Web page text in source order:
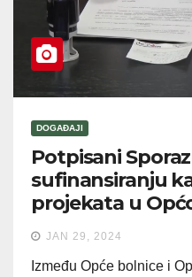
DOGAĐAJI
Potpisani
sufinansiranju
projekata u
JAN 29, 2024
Između Opće bolnice i